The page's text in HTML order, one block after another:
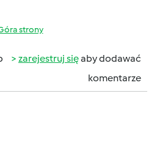
strony
zarejestruj sięaby dodawać
komentarze